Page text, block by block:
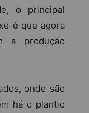
o principal
é que agora
a produção
onde são
há o plantio